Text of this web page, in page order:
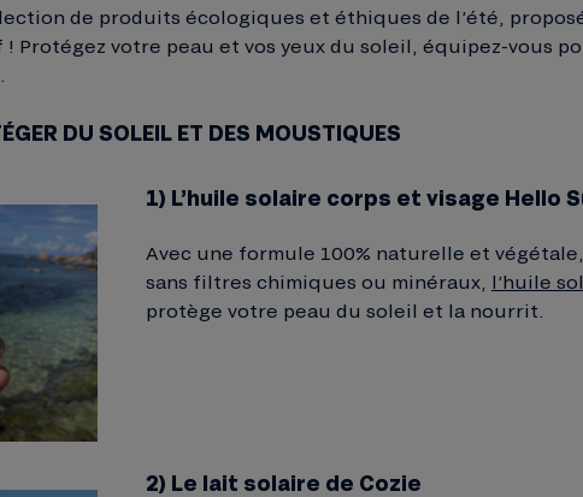
de produits écologiques et éthiques de l’été,
! Protégez votre peau et vos yeux du soleil, équipez-vous
DU SOLEIL ET DES MOUSTIQUES
1) L’huile solaire corps et visage Hello
Avec une formule 100% naturelle et
sans filtres chimiques ou minéraux, l’huile
protège votre peau du soleil et la nourrit.
2) Le lait solaire de Cozie